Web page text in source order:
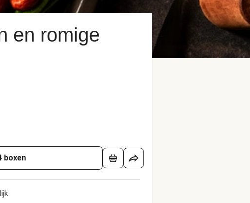
en romige
boxen